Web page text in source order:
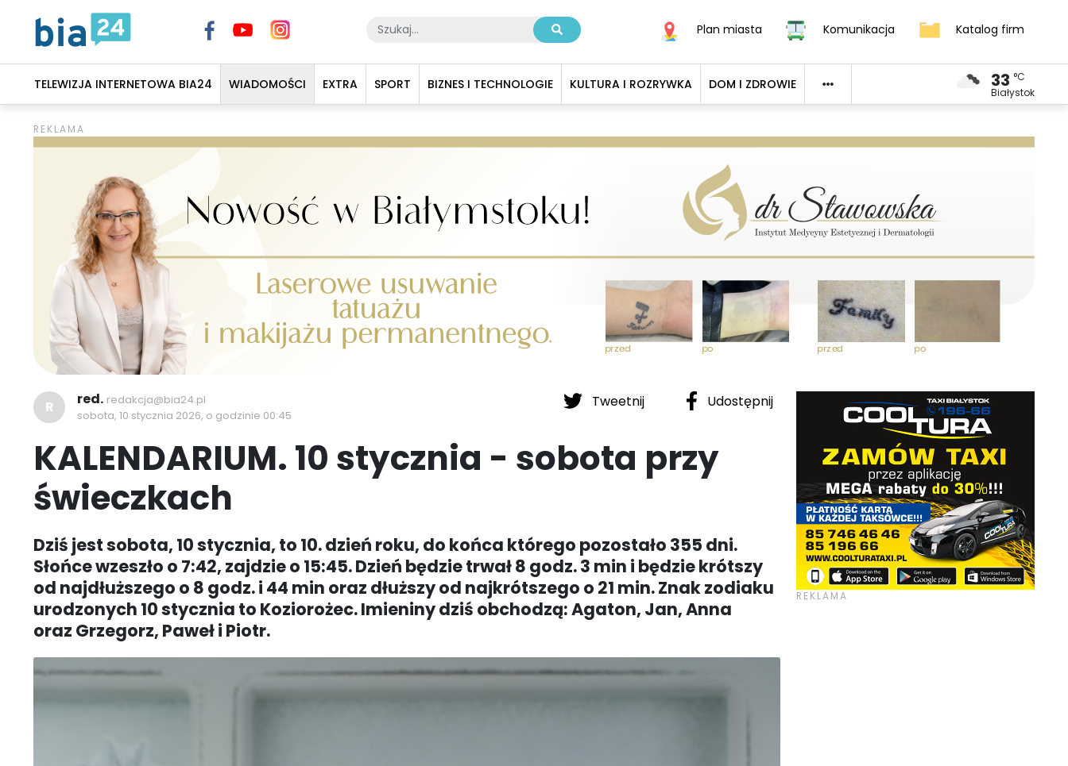
Plan miasta Komunikacja Katalog firm
TELEWIZJA INTERNETOWA BIA24 WIADOMOŚCI EXTRA SPORT BIZNES I TECHNOLOGIE KULTURA I ROZRYWKA DOM I ZDROWIE 33 °C
Białystok
Tweetnij Udostępnij
R red. redakcja@bia24.pl
sobota, 10 stycznia 2026, o godzinie 00:45
KALENDARIUM. 10 stycznia - sobota przy
świeczkach
Dziś jest sobota, 10 stycznia, to 10. dzień roku, do końca którego pozostało 355 dni.
Słońce wzeszło o 7:42, zajdzie o 15:45. Dzień będzie trwał 8 godz. 3 min i będzie krótszy
od najdłuższego o 8 godz. i 44 min oraz dłuższy od najkrótszego o 21 min. Znak zodiaku
urodzonych 10 stycznia to Koziorożec. Imieniny dziś obchodzą: Agaton, Jan, Anna
oraz Grzegorz, Paweł i Piotr.